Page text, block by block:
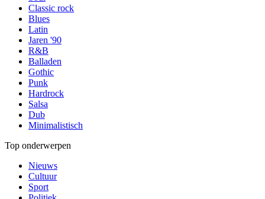
Classic rock
Blues
Latin
Jaren '90
R&B
Balladen
Gothic
Punk
Hardrock
Salsa
Dub
Minimalistisch
Top onderwerpen
Nieuws
Cultuur
Sport